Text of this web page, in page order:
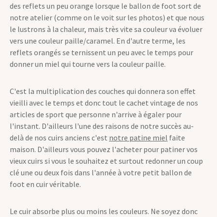
des reflets un peu orange lorsque le ballon de foot sort de
notre atelier (comme on le voit sur les photos) et que nous
le lustrons à la chaleur, mais très vite sa couleur va évoluer
vers une couleur paille/caramel. En d'autre terme, les
reflets orangés se ternissent un peu avec le temps pour
donner un miel qui tourne vers la couleur paille.
C'est la multiplication des couches qui donnera son effet
vieilli avec le temps et donc tout le cachet vintage de nos
articles de sport que personne n'arrive à égaler pour
l'instant. D'ailleurs l'une des raisons de notre succès au-
delà de nos cuirs anciens c'est notre patine miel faite
maison. D'ailleurs vous pouvez l'acheter pour patiner vos
vieux cuirs si vous le souhaitez et surtout redonner un coup
clé une ou deux fois dans l'année à votre petit ballon de
foot en cuir véritable.
Le cuir absorbe plus ou moins les couleurs. Ne soyez donc